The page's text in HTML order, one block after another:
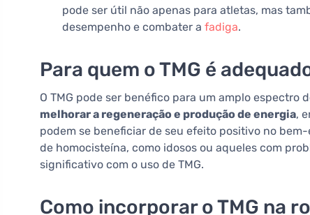
pode ser útil não apenas para atletas, mas
desempenho e combater a fadiga.
Para quem o TMG é
O TMG pode ser benéfico para um amplo espectro
melhorar a regeneração e produção de energia,
podem se beneficiar de seu efeito positivo no
de homocisteína, como idosos ou aqueles com
significativo com o uso de TMG.
Como incorporar o TMG na